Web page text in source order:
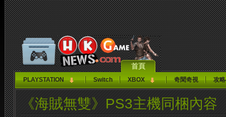
首頁
PLAYSTATION Switch XBOX 奇聞奇視 攻
《海賊無雙》PS3主機同梱內容